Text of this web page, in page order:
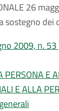
26
sostegno
2009, n. 53
PERSONA E
E ALLA